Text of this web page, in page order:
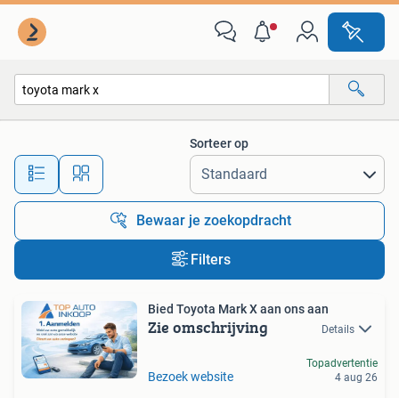
Alle afstanden…
Sorteer op
Bewaar je zoekopdracht
Filters
Bied Toyota Mark X aan ons aan
Zie omschrijving Details
Bezoek website
Topadvertentie
4 aug 26